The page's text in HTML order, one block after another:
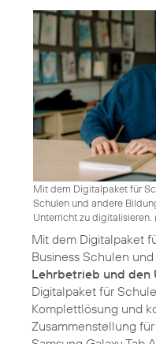
Mit dem Digitalpaket für
Schulen und andere
Unterricht zu digitalisieren.
Mit dem Digitalpaket
Business Schulen
Lehrbetrieb und den
Digitalpaket für
Komplettlösung und
Zusammenstellung